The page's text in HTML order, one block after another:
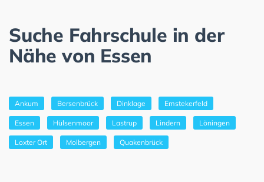
Suche Fahrschule in der
Nähe von Essen
Ankum Bersenbrück Dinklage Emstekerfeld
Essen Hülsenmoor Lastrup Lindern Löningen
Loxter Ort Molbergen Quakenbrück